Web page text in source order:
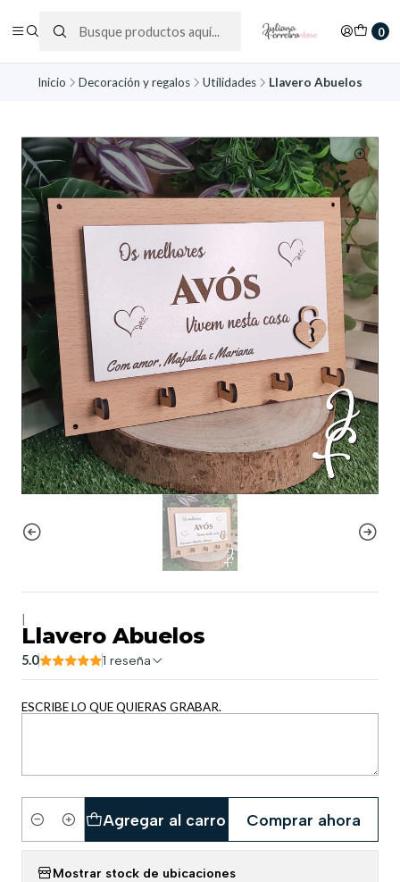
0
Inicio Decoración y regalos Utilidades Llavero Abuelos
Llavero Abuelos
5.0 1 reseña
ESCRIBE LO QUE QUIERAS GRABAR.
Cantidad
Agregar al carro Comprar ahora
Mostrar stock de ubicaciones